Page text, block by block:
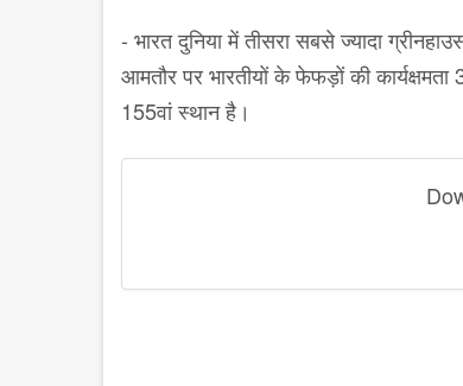
- भारत दुनिया में तीसरा सबसे ज्यादा
आमतौर पर भारतीयों के फेफड़ों की कार्यक्षमता
155वां स्थान है।